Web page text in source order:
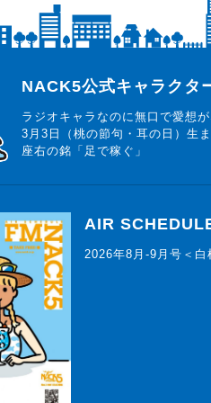
らじっと君
NACK5公式キャラクタ
ラジオキャラなのに無口で愛想
3月3日（桃の節句・耳の日）生
座右の銘「足で稼ぐ」
AIR
2026年8月-9月号＜白